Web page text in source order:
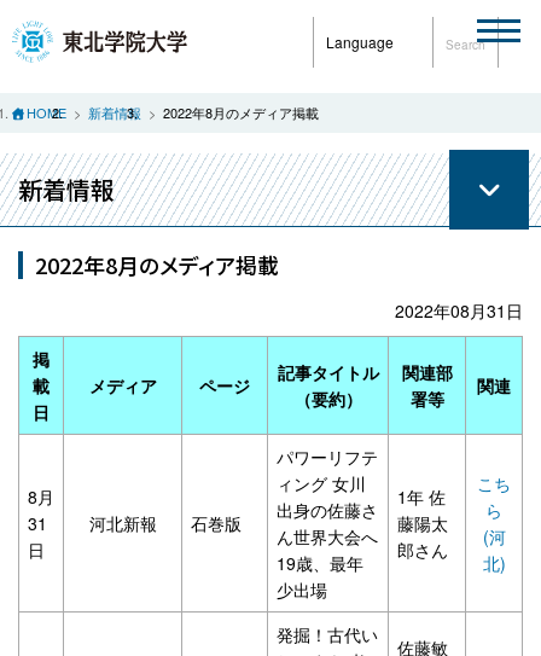
Language Search
HOME 新着情報 2022年8月のメディア掲載
新着情報
2022年8月のメディア掲載
2022年08月31日
掲
載
日
メディア ページ
記事タイトル
（要約）
関連部
署等
関連
8月
31
日
河北新報 石巻版
パワーリフテ
ィング 女川
出身の佐藤さ
ん世界大会へ
19歳、最年
少出場
1年 佐
藤陽太
郎さん
こち
ら
(河
北)
発掘！古代い
佐藤敏